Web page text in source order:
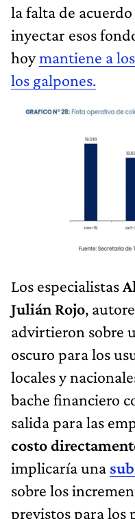
la falta de
inyectar esos
hoymantiene a
los galpones.
Los especialistas
Julián Rojo,
advirtieron sobre
oscuro para los
locales y
bache financiero
salida para las
costo
implicaría una
sobre los
previstos para los